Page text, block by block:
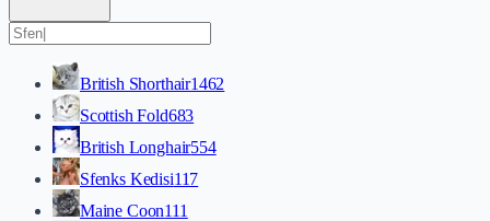
British Shorthair1462
Scottish Fold683
British Longhair554
Sfenks Kedisi117
Maine Coon111